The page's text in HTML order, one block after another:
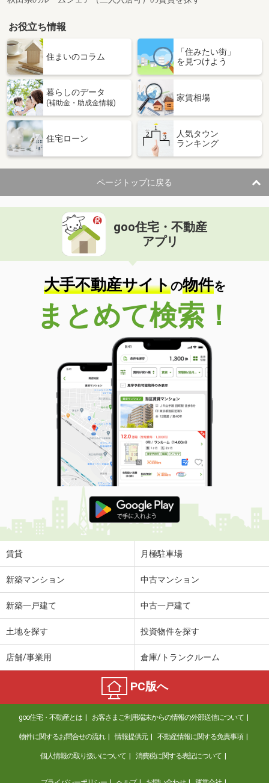
秋田県秋田市大町４
価 格
7.40万円
秋田県秋田市大町４
専有面積 23.61m²
間取り
秋田県秋田市千秋城下町
住 所
秋田県秋田市千秋城下町
専有面積 23.18m²
間取り
1K
秋田県秋田市将軍野東３
価 格
住 所
秋田県秋田市将軍野東３
専有面積 26.49m²
間取り
1K
秋田県由利本荘市新組町
価 格
5.90万円
秋田県由利本荘市新組町
23.61m²
間取り
1K
秋田県秋田市新屋松美ガ丘東町
価 格
6.10万円
住 所
秋田県秋田市新屋松美ガ丘東町
専有面積 23.61m²
間取り
1K
秋田県秋田市新屋松美ガ丘東町
価 格
6.10万円
住 所
秋田県秋田市新屋松美ガ丘東町
専有面積
秋田県秋田市仁井田新田１
5.60万円
秋田県秋田市保戸野千代田町
6.90万円
住 所
秋田県秋田市保戸野千代田町
専有面積 26.57m²
間取り
1K
秋田県秋田市寺内蛭根３
お役立ち情報
住まいのコラム
「住みたい街」
を見つけよう
暮らしのデータ
(補助金・助成金情報)
家賃相場
住宅ローン
人気タウン
ランキング
ページトップに戻る
goo住宅・不動産
アプリ
大手不動産サイトの物件を
まとめて検索！
賃貸 月極駐車場
新築マンション 中古マンション
新築一戸建て 中古一戸建て
土地を探す 投資物件を探す
店舗/事業用 倉庫/トランクルーム
PC版へ
goo住宅・不動産とは お客さまご利用端末からの情報の外部送信について
物件に関するお問合せの流れ 情報提供元 不動産情報に関する免責事項
個人情報の取り扱いについて 消費税に関する表記について